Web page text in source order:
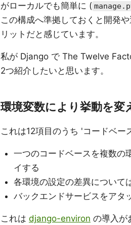
がローカルでも簡単に (
この構成へ準拠しておくと開発
リットだと感じています。
私が Django で The Twelve
2つ紹介したいと思います。
環境変数により挙動を変
これは12項目のうち 'コードベー
一つのコードベースを複数の
イする
各環境の設定の差異について
バックエンドサービスをアタ
これは django-environ の導入が